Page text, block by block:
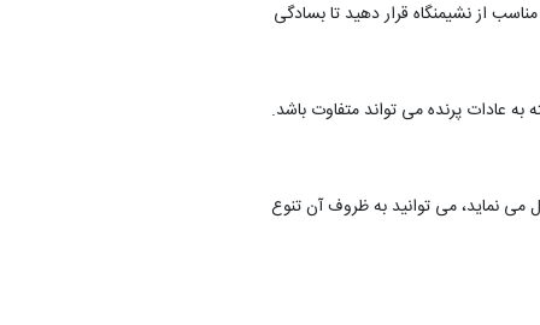
از نشیمنگاه قرار دهید تا بسادگی
عادات پرنده می تواند متفاوت باشد.
می نماید، می توانید به ظروف آن تنوع